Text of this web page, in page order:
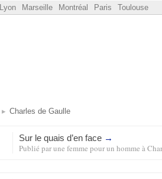
Lyon Marseille Montréal Paris Toulouse
Charles de Gaulle
Sur le quais d’en face →
Publié parune femme pour un homme à